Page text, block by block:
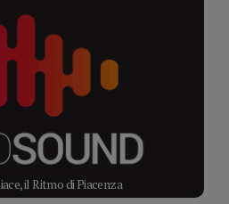
il Ritmo di Piacenza